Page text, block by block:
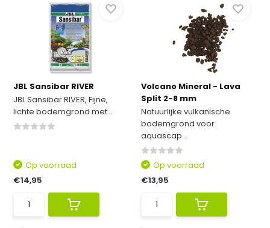
JBL Sansibar RIVER
JBL Sansibar RIVER, Fijne,
lichte bodemgrond met...
Op voorraad
€14,95
Volcano Mineral - Lava
Split 2-8 mm
Natuurlijke vulkanische
bodemgrond voor
aquascap...
Op voorraad
€13,95